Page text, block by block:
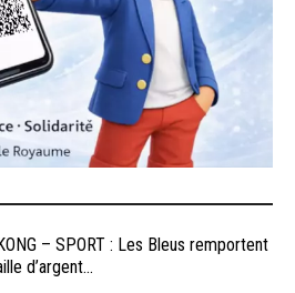
– SPORT : Les Bleus remportent
d’argent...